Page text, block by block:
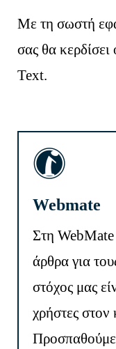
Με τη σωστή
σας θα
Text.
Webmate
Στη
άρθρα για
στόχος μας
χρήστες στον
Προσπαθούμε